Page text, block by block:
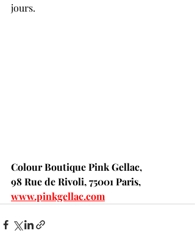
jours.
Colour Boutique Pink Gellac,
98 Rue de Rivoli, 75001 Paris,
www.pinkgellac.com